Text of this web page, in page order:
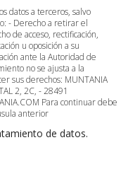
datos a terceros, salvo
- Derecho a retirar el
de acceso, rectificación,
u oposición a su
ante la Autoridad de
no se ajusta a la
sus derechos: MUNTANIA
2, 2C, - 28491
Para continuar debe
anterior
de datos.